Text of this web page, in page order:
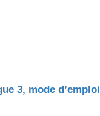
3, mode d’emploi